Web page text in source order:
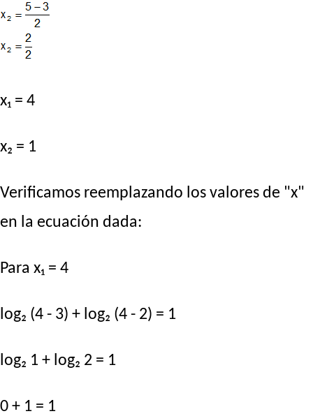
x₁ = 4
x₂ = 1
Verificamos reemplazando los valores de "x"
en la ecuación dada:
Para x₁ = 4
log₂ (4 - 3) + log₂ (4 - 2) = 1
log₂ 1 + log₂ 2 = 1
0 + 1 = 1